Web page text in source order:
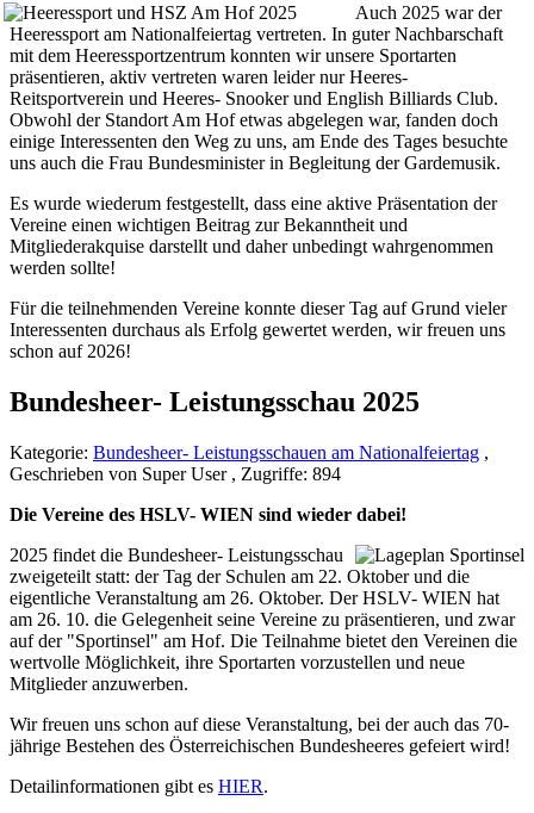
Auch 2025 war der
Heeressport am Nationalfeiertag vertreten. In guter Nachbarschaft
mit dem Heeressportzentrum konnten wir unsere Sportarten
präsentieren, aktiv vertreten waren leider nur Heeres-
Reitsportverein und Heeres- Snooker und English Billiards Club.
Obwohl der Standort Am Hof etwas abgelegen war, fanden doch
einige Interessenten den Weg zu uns, am Ende des Tages besuchte
uns auch die Frau Bundesminister in Begleitung der Gardemusik.
Es wurde wiederum festgestellt, dass eine aktive Präsentation der
Vereine einen wichtigen Beitrag zur Bekanntheit und
Mitgliederakquise darstellt und daher unbedingt wahrgenommen
werden sollte!
Für die teilnehmenden Vereine konnte dieser Tag auf Grund vieler
Interessenten durchaus als Erfolg gewertet werden, wir freuen uns
schon auf 2026!
Bundesheer- Leistungsschau 2025
Kategorie: Bundesheer- Leistungsschauen am Nationalfeiertag ,
Geschrieben von Super User , Zugriffe: 894
Die Vereine des HSLV- WIEN sind wieder dabei!
2025 findet die Bundesheer- Leistungsschau
zweigeteilt statt: der Tag der Schulen am 22. Oktober und die
eigentliche Veranstaltung am 26. Oktober. Der HSLV- WIEN hat
am 26. 10. die Gelegenheit seine Vereine zu präsentieren, und zwar
auf der "Sportinsel" am Hof. Die Teilnahme bietet den Vereinen die
wertvolle Möglichkeit, ihre Sportarten vorzustellen und neue
Mitglieder anzuwerben.
Wir freuen uns schon auf diese Veranstaltung, bei der auch das 70-
jährige Bestehen des Österreichischen Bundesheeres gefeiert wird!
Detailinformationen gibt es HIER.